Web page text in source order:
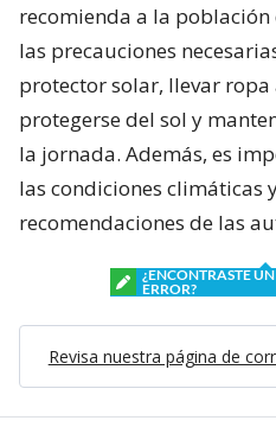
recomienda a la
las precauciones
protector solar, llevar
protegerse del sol y
la jornada. Además, es
las condiciones climáticas
recomendaciones de las
¿ENCONTRASTE UN
ERROR?
Revisa nuestra página de